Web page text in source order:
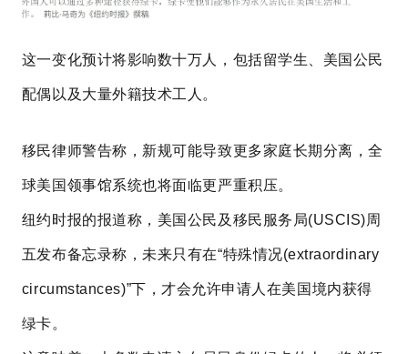
这一变化预计将影响数十万人，包括留学生、美国公民
配偶以及大量外籍技术工人。
移民律师警告称，新规可能导致更多家庭长期分离，全
球美国领事馆系统也将面临更严重积压。
纽约时报的报道称，美国公民及移民服务局(USCIS)周
五发布备忘录称，未来只有在“特殊情况(extraordinary
circumstances)”下，才会允许申请人在美国境内获得
绿卡。